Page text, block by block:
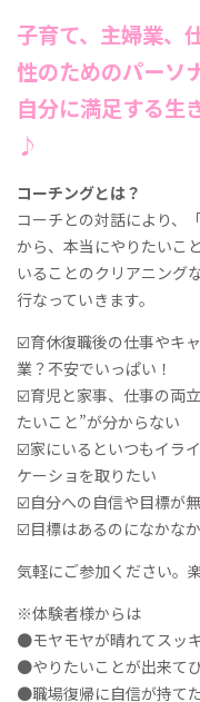
子育て、主婦業、
性のためのパーソ
自分に満足する生
♪
コーチングとは？
コーチとの対話により、
から、本当にやりたいこ
いることのクリアニング
行なっていきます。
☑️育休復職後の仕事やキ
業？不安でいっぱい！
☑️育児と家事、仕事の両
たいこと”が分からない
☑️家にいるといつもイラ
ケーショを取りたい
☑️自分への自信や目標が
☑️目標はあるのになかな
気軽にご参加ください。
※体験者様からは
●モヤモヤが晴れてスッ
●やりたいことが出来て
●職場復帰に自信が持て